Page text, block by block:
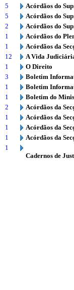
5
Acórdãos do
5
Acórdãos do
2
Acórdãos do
1
Acórdãos do
1
Acórdãos da
12
A Vida
1
O Direito
3
Boletim
1
Boletim
1
Boletim do
2
Acórdãos da
1
Acórdãos da
1
Acórdãos da
1
Acórdãos da
1
Cadernos de